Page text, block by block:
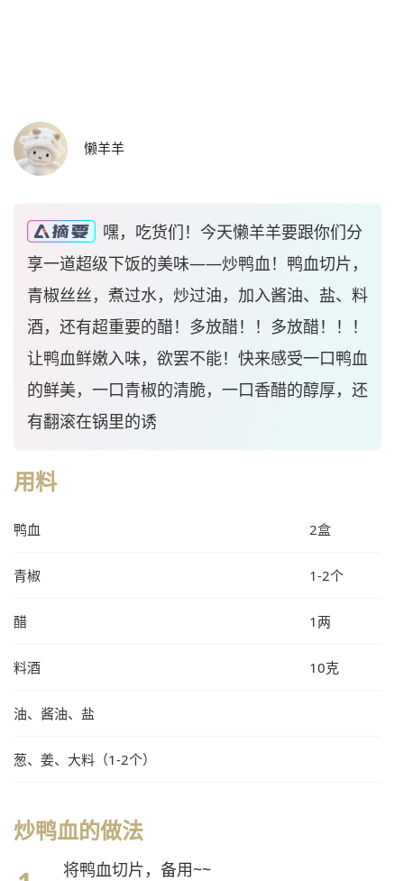
懒羊羊
嘿，吃货们！今天懒羊羊要跟你们分
享一道超级下饭的美味——炒鸭血！鸭血切片，
青椒丝丝，煮过水，炒过油，加入酱油、盐、料
酒，还有超重要的醋！多放醋！！多放醋！！！
让鸭血鲜嫩入味，欲罢不能！快来感受一口鸭血
的鲜美，一口青椒的清脆，一口香醋的醇厚，还
有翻滚在锅里的诱
用料
鸭血 2盒
青椒 1-2个
醋 1两
料酒 10克
油、酱油、盐
葱、姜、大料（1-2个）
炒鸭血的做法
将鸭血切片，备用~~